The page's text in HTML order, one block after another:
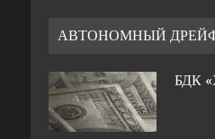
АВТОНОМНЫЙ
БДК